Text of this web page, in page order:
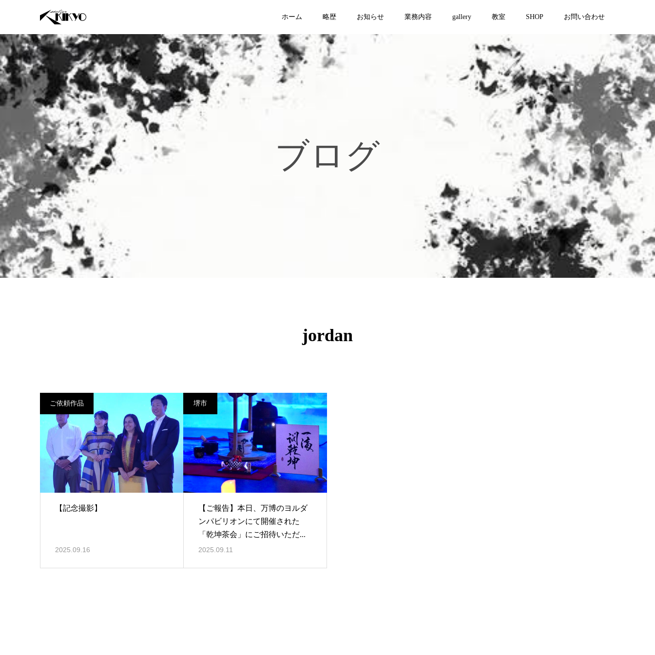
ホーム 略歴 お知らせ 業務内容 gallery 教室 SHOP お問い合わせ
ブログ
jordan
ご依頼作品
【記念撮影】
2025.09.16
堺市
【ご報告】本日、万博のヨルダ
ンパビリオンにて開催された
「乾坤茶会」にご招待いただ...
2025.09.11